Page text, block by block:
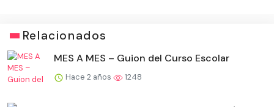
Relacionados
MES A MES – Guion del Curso Escolar
Hace 2 años 1248